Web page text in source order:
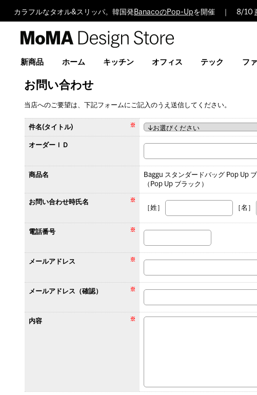
カラフルなタオル&スリッパ。韓国発 BanacoのPop-Upを開催 ｜ 8/10
Design
新商品 ホーム キッチン オフィス テック フ
お問い合わせ
当店へのご要望は、下記フォームにご記入のうえ送信してください。
件名(タイトル)
オーダーＩＤ
商品名
Baggu スタンダードバッグ Pop Up
（Pop Up ブラック）
お問い合わせ時氏名
［姓］
［名］
電話番号
メールアドレス
メールアドレス（確認）
内容